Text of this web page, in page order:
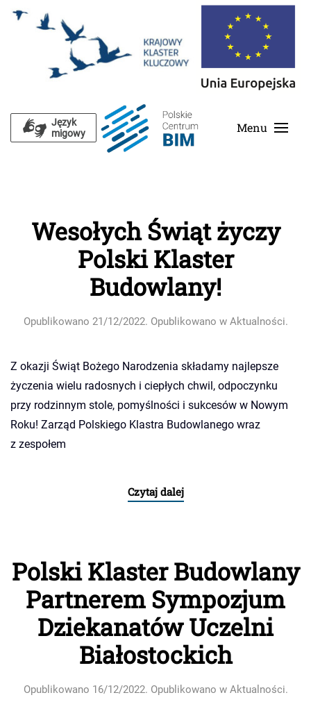
Skip to main content
Język
migowy
Menu
Wesołych Świąt życzy
Polski Klaster
Budowlany!
Opublikowano 21/12/2022. Opublikowano w Aktualności.
Z okazji Świąt Bożego Narodzenia składamy najlepsze
życzenia wielu radosnych i ciepłych chwil, odpoczynku
przy rodzinnym stole, pomyślności i sukcesów w Nowym
Roku! Zarząd Polskiego Klastra Budowlanego wraz
z zespołem
Czytaj dalej
Polski Klaster Budowlany
Partnerem Sympozjum
Dziekanatów Uczelni
Białostockich
Opublikowano 16/12/2022. Opublikowano w Aktualności.